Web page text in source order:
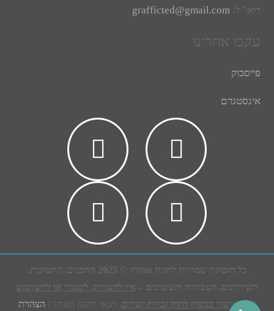
דוא"ל: grafficted@gmail.com
עקבו אחרינו
פייסבוק
אינסטגרם
כל הזכויות שמורות לחגית אמיתי © 2025 התכנים, הרעיונות,
השירותים, העבודות והעיצובים – אין להעתיק, לשמור או להשתמש
ללא אישור בכפוף לחוק זכויות יוצרים. תנאי תקנון האתר | הצהרת